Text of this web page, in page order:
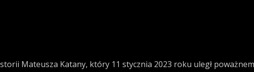
Mateusza Katany, który 11 stycznia 2023 roku uległ